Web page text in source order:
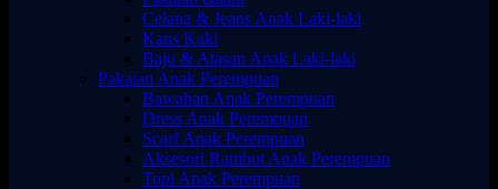
Celana & Jeans Anak Laki-laki
Kaus Kaki
Baju & Atasan Anak Laki-laki
Pakaian Anak Perempuan
Bawahan Anak Perempuan
Dress Anak Perempuan
Scarf Anak Perempuan
Aksesori Rambut Anak Perempuan
Topi Anak Perempuan